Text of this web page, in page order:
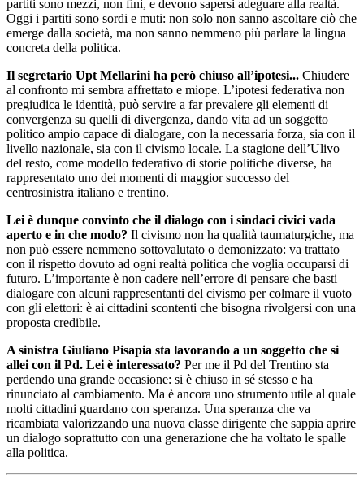
partiti sono mezzi, non fini, e devono sapersi adeguare alla realtà.
Oggi i partiti sono sordi e muti: non solo non sanno ascoltare ciò che
emerge dalla società, ma non sanno nemmeno più parlare la lingua
concreta della politica.
Il segretario Upt Mellarini ha però chiuso all’ipotesi... Chiudere
al confronto mi sembra affrettato e miope. L’ipotesi federativa non
pregiudica le identità, può servire a far prevalere gli elementi di
convergenza su quelli di divergenza, dando vita ad un soggetto
politico ampio capace di dialogare, con la necessaria forza, sia con il
livello nazionale, sia con il civismo locale. La stagione dell’Ulivo
del resto, come modello federativo di storie politiche diverse, ha
rappresentato uno dei momenti di maggior successo del
centrosinistra italiano e trentino.
Lei è dunque convinto che il dialogo con i sindaci civici vada
aperto e in che modo? Il civismo non ha qualità taumaturgiche, ma
non può essere nemmeno sottovalutato o demonizzato: va trattato
con il rispetto dovuto ad ogni realtà politica che voglia occuparsi di
futuro. L’importante è non cadere nell’errore di pensare che basti
dialogare con alcuni rappresentanti del civismo per colmare il vuoto
con gli elettori: è ai cittadini scontenti che bisogna rivolgersi con una
proposta credibile.
A sinistra Giuliano Pisapia sta lavorando a un soggetto che si
allei con il Pd. Lei è interessato? Per me il Pd del Trentino sta
perdendo una grande occasione: si è chiuso in sé stesso e ha
rinunciato al cambiamento. Ma è ancora uno strumento utile al quale
molti cittadini guardano con speranza. Una speranza che va
ricambiata valorizzando una nuova classe dirigente che sappia aprire
un dialogo soprattutto con una generazione che ha voltato le spalle
alla politica.